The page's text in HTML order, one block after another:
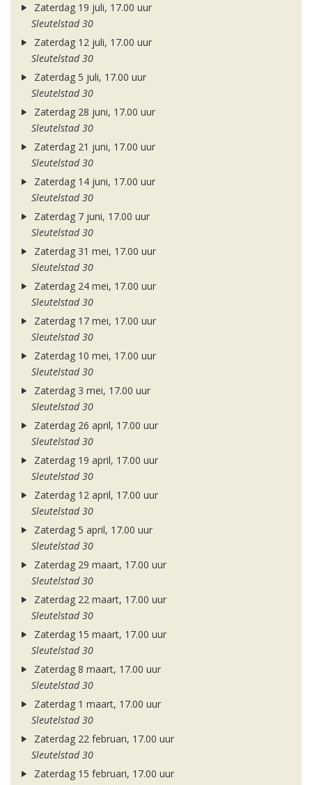
Zaterdag 19 juli, 17.00 uur
Sleutelstad 30
Zaterdag 12 juli, 17.00 uur
Sleutelstad 30
Zaterdag 5 juli, 17.00 uur
Sleutelstad 30
Zaterdag 28 juni, 17.00 uur
Sleutelstad 30
Zaterdag 21 juni, 17.00 uur
Sleutelstad 30
Zaterdag 14 juni, 17.00 uur
Sleutelstad 30
Zaterdag 7 juni, 17.00 uur
Sleutelstad 30
Zaterdag 31 mei, 17.00 uur
Sleutelstad 30
Zaterdag 24 mei, 17.00 uur
Sleutelstad 30
Zaterdag 17 mei, 17.00 uur
Sleutelstad 30
Zaterdag 10 mei, 17.00 uur
Sleutelstad 30
Zaterdag 3 mei, 17.00 uur
Sleutelstad 30
Zaterdag 26 april, 17.00 uur
Sleutelstad 30
Zaterdag 19 april, 17.00 uur
Sleutelstad 30
Zaterdag 12 april, 17.00 uur
Sleutelstad 30
Zaterdag 5 april, 17.00 uur
Sleutelstad 30
Zaterdag 29 maart, 17.00 uur
Sleutelstad 30
Zaterdag 22 maart, 17.00 uur
Sleutelstad 30
Zaterdag 15 maart, 17.00 uur
Sleutelstad 30
Zaterdag 8 maart, 17.00 uur
Sleutelstad 30
Zaterdag 1 maart, 17.00 uur
Sleutelstad 30
Zaterdag 22 februari, 17.00 uur
Sleutelstad 30
Zaterdag 15 februari, 17.00 uur